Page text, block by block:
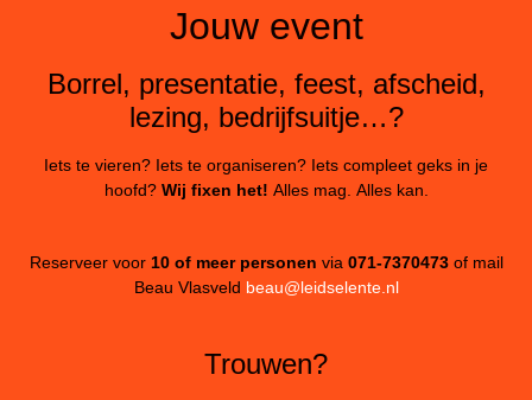
Jouw event
Borrel, presentatie, feest, afscheid,
lezing, bedrijfsuitje…?
Iets te vieren? Iets te organiseren? Iets compleet geks in je
hoofd? Wij fixen het! Alles mag. Alles kan.
Reserveer voor10 of meer personen via 071-7370473of mail
Beau Vlasveld beau@leidselente.nl
Trouwen?